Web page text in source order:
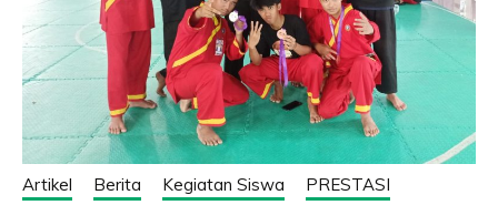
Artikel Berita Kegiatan Siswa PRESTASI